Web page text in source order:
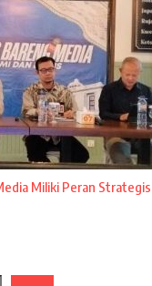
Miliki Peran